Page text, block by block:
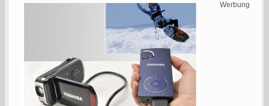
Werbung